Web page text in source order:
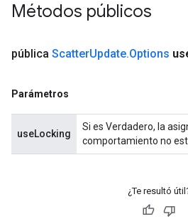
Métodos públicos
pública ScatterUpdate.Options
Parámetros
useLocking
Si es Verdadero, la
comportamiento no
¿Te resultó